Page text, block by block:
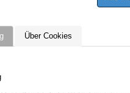
Über Cookies